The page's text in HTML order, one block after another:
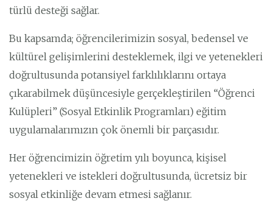
türlü desteği sağlar.
Bu kapsamda; öğrencilerimizin sosyal, bedensel ve
kültürel gelişimlerini desteklemek, ilgi ve yetenekleri
doğrultusunda potansiyel farklılıklarını ortaya
çıkarabilmek düşüncesiyle gerçekleştirilen “Öğrenci
Kulüpleri” (Sosyal Etkinlik Programları) eğitim
uygulamalarımızın çok önemli bir parçasıdır.
Her öğrencimizin öğretim yılı boyunca, kişisel
yetenekleri ve istekleri doğrultusunda, ücretsiz bir
sosyal etkinliğe devam etmesi sağlanır.